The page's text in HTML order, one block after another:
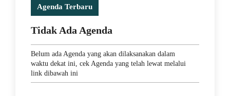
Agenda Terbaru
Tidak Ada Agenda
Belum ada Agenda yang akan dilaksanakan dalam
waktu dekat ini, cek Agenda yang telah lewat melalui
link dibawah ini